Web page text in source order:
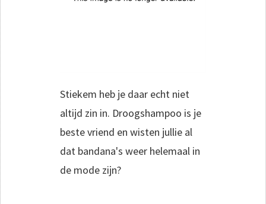
Stiekem heb je daar echt niet
altijd zin in. Droogshampoo is je
beste vriend en wisten jullie al
dat bandana's weer helemaal in
de mode zijn?